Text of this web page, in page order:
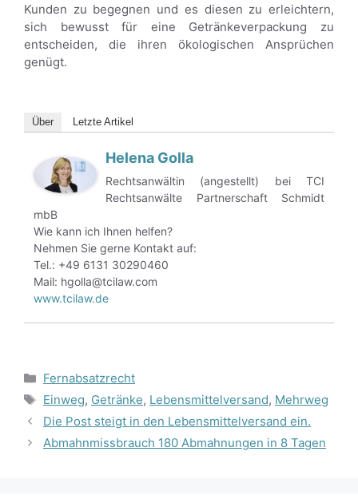
Kunden zu begegnen und es diesen zu erleichtern,
sich bewusst für eine Getränkeverpackung zu
entscheiden, die ihren ökologischen Ansprüchen
genügt.
Über Letzte Artikel
Helena Golla
Rechtsanwältin (angestellt) bei TCI
Rechtsanwälte Partnerschaft Schmidt
mbB
Wie kann ich Ihnen helfen?
Nehmen Sie gerne Kontakt auf:
Tel.: +49 6131 30290460
Mail: hgolla@tcilaw.com
www.tcilaw.de
Kategorien
Fernabsatzrecht
Schlagwörter
Einweg, Getränke, Lebensmittelversand, Mehrweg
Die Post steigt in den Lebensmittelversand ein.
Abmahnmissbrauch 180 Abmahnungen in 8 Tagen